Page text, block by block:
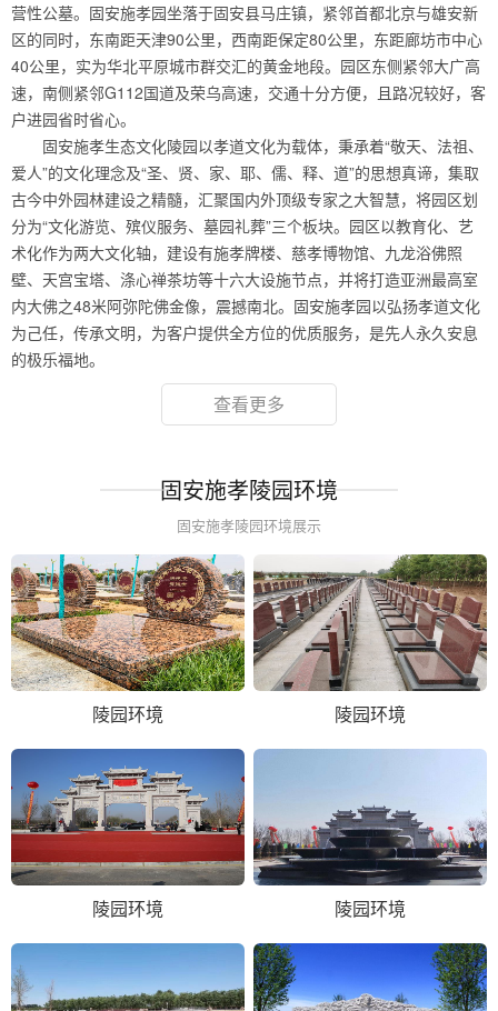
营性公墓。固安施孝园坐落于固安县马庄镇，紧邻首都北京与雄安新
区的同时，东南距天津90公里，西南距保定80公里，东距廊坊市中心
40公里，实为华北平原城市群交汇的黄金地段。园区东侧紧邻大广高
速，南侧紧邻G112国道及荣乌高速，交通十分方便，且路况较好，客
户进园省时省心。
固安施孝生态文化陵园以孝道文化为载体，秉承着“敬天、法祖、
爱人”的文化理念及“圣、贤、家、耶、儒、释、道”的思想真谛，集取
古今中外园林建设之精髓，汇聚国内外顶级专家之大智慧，将园区划
分为“文化游览、殡仪服务、墓园礼葬”三个板块。园区以教育化、艺
术化作为两大文化轴，建设有施孝牌楼、慈孝博物馆、九龙浴佛照
壁、天宫宝塔、涤心禅茶坊等十六大设施节点，并将打造亚洲最高室
内大佛之48米阿弥陀佛金像，震撼南北。固安施孝园以弘扬孝道文化
为己任，传承文明，为客户提供全方位的优质服务，是先人永久安息
的极乐福地。
查看更多
固安施孝陵园环境
固安施孝陵园环境展示
陵园环境 陵园环境
陵园环境 陵园环境